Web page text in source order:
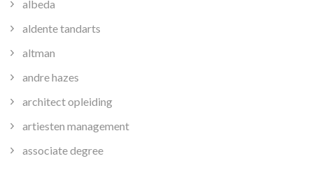
albeda
aldente tandarts
altman
andre hazes
architect opleiding
artiesten management
associate degree